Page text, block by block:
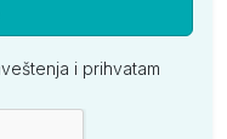
i prihvatam